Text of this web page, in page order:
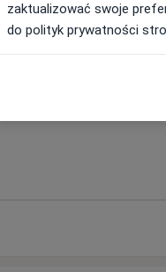
zaktualizować swoje
do polityk prywatności